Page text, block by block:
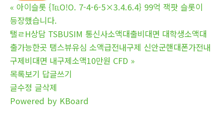
« 아이슬롯 {℡O!O. 7-4-6-5×3.4.6.4} 99억 잭팟 슬롯이
등장했습니다.
탤ㄹH상담 TSBUSIM 통신사소액대출비대면 대학생소액대
출가능한곳 탬스뷰유심 소액급전내구제 신안군핸대폰가전내
구제비대면 내구제소액10만원 CFD »
목록보기 답글쓰기
글수정 글삭제
Powered by KBoard